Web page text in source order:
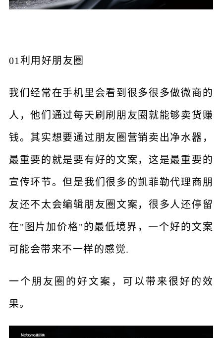
01利用好朋友圈
我们经常在手机里会看到很多很多做微商的
人，他们通过每天刷刷朋友圈就能够卖货赚
钱。其实想要通过朋友圈营销卖出净水器，
最重要的就是要有好的文案，这是最重要的
宣传环节。但是我们很多的凯菲勒代理商朋
友还不太会编辑朋友圈文案，很多人还停留
在"图片加价格"的最低境界，一个好的文案
可能会带来不一样的感觉.
一个朋友圈的好文案，可以带来很好的效
果。